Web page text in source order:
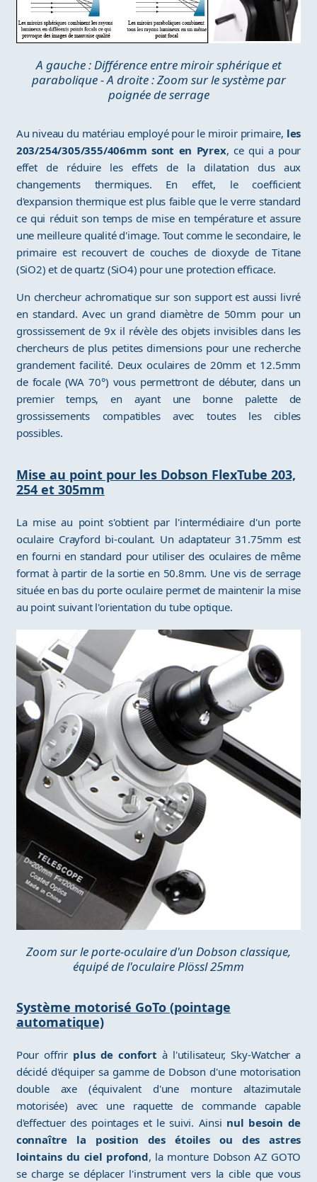
A gauche : Différence entre miroir sphérique et
parabolique - A droite : Zoom sur le système par
poignée de serrage
Au niveau du matériau employé pour le miroir primaire, les
203/254/305/355/406mm sont en Pyrex, ce qui a pour
effet de réduire les effets de la dilatation dus aux
changements thermiques. En effet, le coefficient
d'expansion thermique est plus faible que le verre standard
ce qui réduit son temps de mise en température et assure
une meilleure qualité d'image. Tout comme le secondaire, le
primaire est recouvert de couches de dioxyde de Titane
(SiO2) et de quartz (SiO4) pour une protection efficace.
Un chercheur achromatique sur son support est aussi livré
en standard. Avec un grand diamètre de 50mm pour un
grossissement de 9x il révèle des objets invisibles dans les
chercheurs de plus petites dimensions pour une recherche
grandement facilité. Deux oculaires de 20mm et 12.5mm
de focale (WA 70°) vous permettront de débuter, dans un
premier temps, en ayant une bonne palette de
grossissements compatibles avec toutes les cibles
possibles.
Mise au point pour les Dobson FlexTube 203,
254 et 305mm
La mise au point s'obtient par l'intermédiaire d'un porte
oculaire Crayford bi-coulant. Un adaptateur 31.75mm est
en fourni en standard pour utiliser des oculaires de même
format à partir de la sortie en 50.8mm. Une vis de serrage
située en bas du porte oculaire permet de maintenir la mise
au point suivant l'orientation du tube optique.
Zoom sur le porte-oculaire d'un Dobson classique,
équipé de l'oculaire Plössl 25mm
Système motorisé GoTo (pointage
automatique)
Pour offrir plus de confort à l'utilisateur, Sky-Watcher a
décidé d'équiper sa gamme de Dobson d'une motorisation
double axe (équivalent d'une monture altazimutale
motorisée) avec une raquette de commande capable
d'effectuer des pointages et le suivi. Ainsi nul besoin de
connaître la position des étoiles ou des astres
lointains du ciel profond, la monture Dobson AZ GOTO
se charge se déplacer l'instrument vers la cible que vous